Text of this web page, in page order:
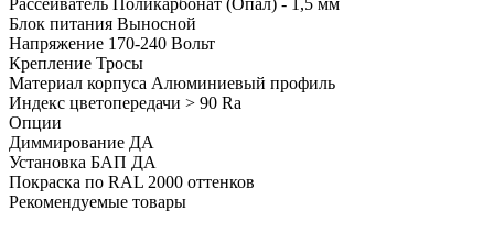
Рассеиватель Поликарбонат (Опал) - 1,5 мм
Блок питания Выносной
Напряжение 170-240 Вольт
Крепление Тросы
Материал корпуса Алюминиевый профиль
Индекс цветопередачи > 90 Ra
Опции
Диммирование ДА
Установка БАП ДА
Покраска по RAL 2000 оттенков
Рекомендуемые товары